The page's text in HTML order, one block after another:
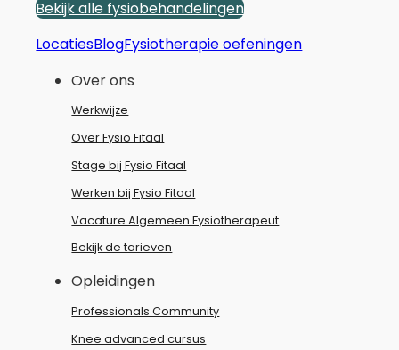
Bekijk alle fysiobehandelingen
LocatiesBlogFysiotherapie oefeningen
Over ons
Werkwijze
Over Fysio Fitaal
Stage bij Fysio Fitaal
Werken bij Fysio Fitaal
Vacature Algemeen Fysiotherapeut
Bekijk de tarieven
Opleidingen
Professionals Community
Knee advanced cursus